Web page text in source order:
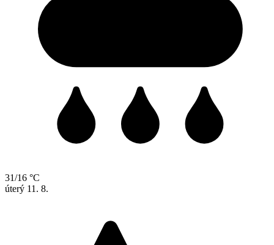
31/16 °C
úterý 11. 8.